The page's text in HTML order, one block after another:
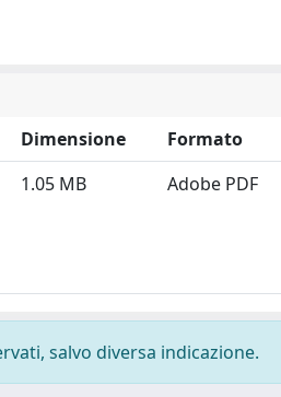
Dimensione
Formato
1.05 MB Adobe PDF
salvo diversa indicazione.